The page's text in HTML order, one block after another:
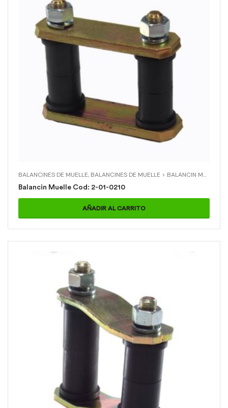
BALANCINES DE MUELLE, BALANCINES DE MUELLE > BALANCIN MUELLE
Balancin Muelle Cod: 2-01-0210
AÑADIR AL CARRITO